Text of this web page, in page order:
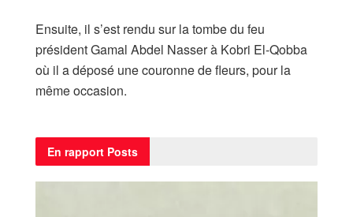
Ensuite, il s’est rendu sur la tombe du feu
président Gamal Abdel Nasser à Kobri El-Qobba
où il a déposé une couronne de fleurs, pour la
même occasion.
En rapport Posts